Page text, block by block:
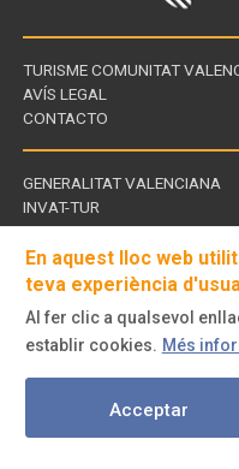
TURISME COMUNITAT
AVÍS LEGAL
CONTACTO
Enllaços
d'interès
GENERALITAT VALENCIANA
INVAT-TUR
CDT - CENTROS DE TURISMO
Visita'ns
En aquest lloc web
teva experiència
Al fer clic a qualsevol
establir cookies. Més
Acceptar